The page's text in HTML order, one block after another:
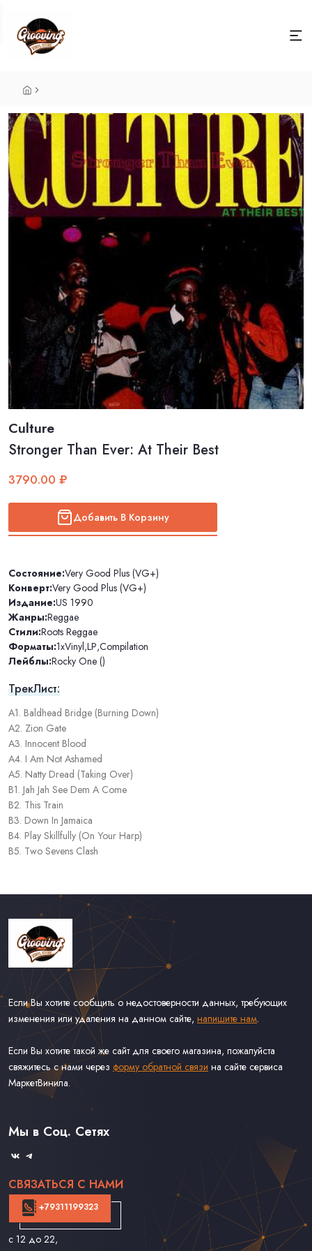
Culture
Stronger Than Ever: At Their Best
3790.00 ₽
Добавить В Корзину
Состояние:Very Good Plus (VG+)
Конверт:Very Good Plus (VG+)
Издание:US 1990
Жанры:Reggae
Стили:Roots Reggae
Форматы:1xVinyl,LP,Compilation
Лейблы:Rocky One ()
ТрекЛист:
A1. Baldhead Bridge (Burning Down)
A2. Zion Gate
A3. Innocent Blood
A4. I Am Not Ashamed
A5. Natty Dread (Taking Over)
B1. Jah Jah See Dem A Come
B2. This Train
B3. Down In Jamaica
B4. Play Skillfully (On Your Harp)
B5. Two Sevens Clash
Если Вы хотите сообщить о недостоверности данных, требующих
изменения или удаления на данном сайте, напишите нам.
Если Вы хотите такой же сайт для своего магазина, пожалуйста
свяжитесь с нами через форму обратной связи на сайте сервиса
МаркетВинила.
Связаться С Нами
Оферта
Мы в Соц. Сетях
СВЯЗАТЬСЯ С НАМИ
+79311199323
с 12 до 22,